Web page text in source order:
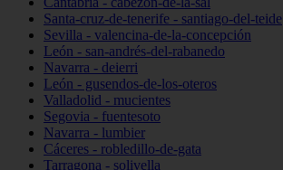
Santa-cruz-de-tenerife - santiago-del-teide
Sevilla - valencina-de-la-concepción
León - san-andrés-del-rabanedo
Navarra - deierri
León - gusendos-de-los-oteros
Valladolid - mucientes
Segovia - fuentesoto
Navarra - lumbier
Cáceres - robledillo-de-gata
Tarragona - solivella